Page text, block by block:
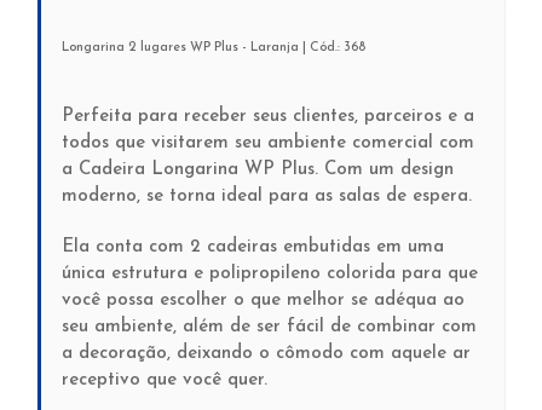
Longarina 2 lugares WP Plus - Laranja | Cód.: 368
Perfeita para receber seus clientes, parceiros e a
todos que visitarem seu ambiente comercial com
a Cadeira Longarina WP Plus. Com um design
moderno, se torna ideal para as salas de espera.
Ela conta com 2 cadeiras embutidas em uma
única estrutura e polipropileno colorida para que
você possa escolher o que melhor se adéqua ao
seu ambiente, além de ser fácil de combinar com
a decoração, deixando o cômodo com aquele ar
receptivo que você quer.